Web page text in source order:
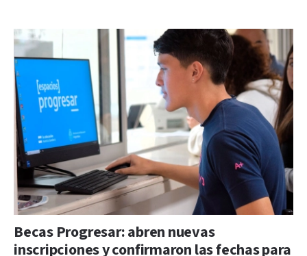
Becas Progresar: abren nuevas
inscripciones y confirmaron las fechas para